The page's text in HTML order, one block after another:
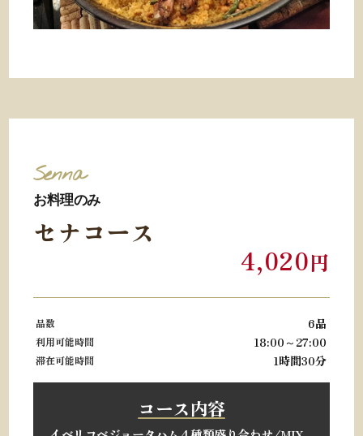
Senna
お料理のみ
セナコース
4,020円
品数 6品
利用可能時間 18:00～27:00
滞在可能時間 1時間30分
コース内容